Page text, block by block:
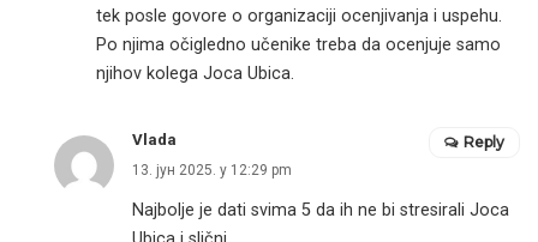
tek posle govore o organizaciji ocenjivanja i uspehu.
Po njima očigledno učenike treba da ocenjuje samo
njihov kolega Joca Ubica.
Vlada
13. јун 2025. у 12:29 pm
Najbolje je dati svima 5 da ih ne bi stresirali Joca
Reply